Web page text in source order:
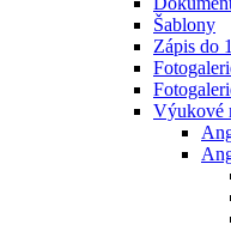
Šablony
Zápis do
Výukové